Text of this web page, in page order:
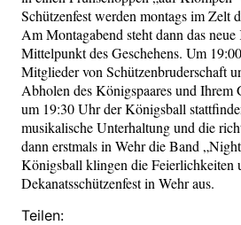
Schützenfest werden montags im Zelt
Am Montagabend steht dann das
Mittelpunkt des Geschehens. Um
Mitglieder von Schützenbruderschaft
Abholen des Königspaares und Ihrem
um 19:30 Uhr der Königsball
musikalische Unterhaltung und die
dann erstmals in Wehr die Band
Königsball klingen die Feierlichkeiten
Dekanatsschützenfest in Wehr aus.
Teilen: